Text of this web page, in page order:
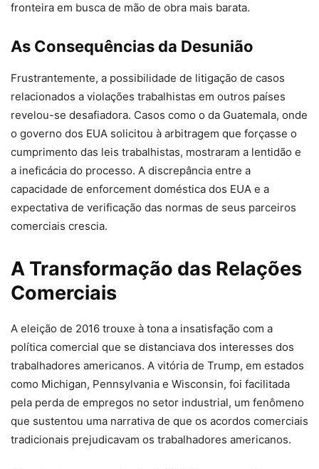
fronteira em busca de mão de obra mais barata.
As Consequências da Desunião
Frustrantemente, a possibilidade de litigação de casos
relacionados a violações trabalhistas em outros países
revelou-se desafiadora. Casos como o da Guatemala, onde
o governo dos EUA solicitou à arbitragem que forçasse o
cumprimento das leis trabalhistas, mostraram a lentidão e
a ineficácia do processo. A discrepância entre a
capacidade de enforcement doméstica dos EUA e a
expectativa de verificação das normas de seus parceiros
comerciais crescia.
A Transformação das Relações
Comerciais
A eleição de 2016 trouxe à tona a insatisfação com a
política comercial que se distanciava dos interesses dos
trabalhadores americanos. A vitória de Trump, em estados
como Michigan, Pennsylvania e Wisconsin, foi facilitada
pela perda de empregos no setor industrial, um fenômeno
que sustentou uma narrativa de que os acordos comerciais
tradicionais prejudicavam os trabalhadores americanos.